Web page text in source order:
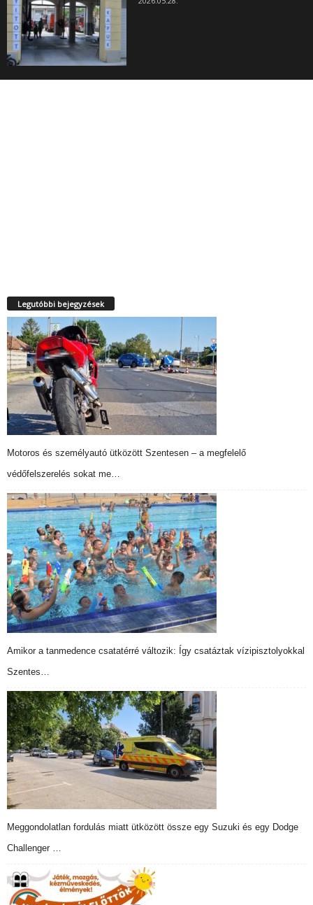
Legutóbbi bejegyzések
Motoros és személyautó ütközött Szentesen – a megfelelő
védőfelszerelés sokat me…
Amikor a tanmedence csatatérré változik: Így csatáztak vízipisztolyokkal
Szentes…
Meggondolatlan fordulás miatt ütközött össze egy Suzuki és egy Dodge
Challenger …